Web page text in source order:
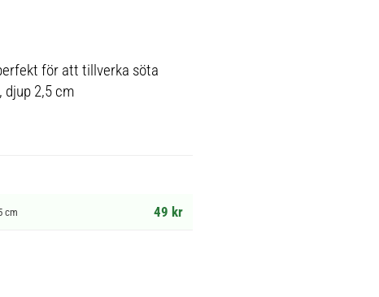
för att tillverka söta
2,5 cm
cm 49 kr